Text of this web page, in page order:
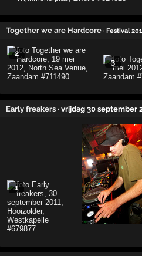
Together we are Hardcore · Festival
2
3
Early freakers · vrijdag 30 september
1